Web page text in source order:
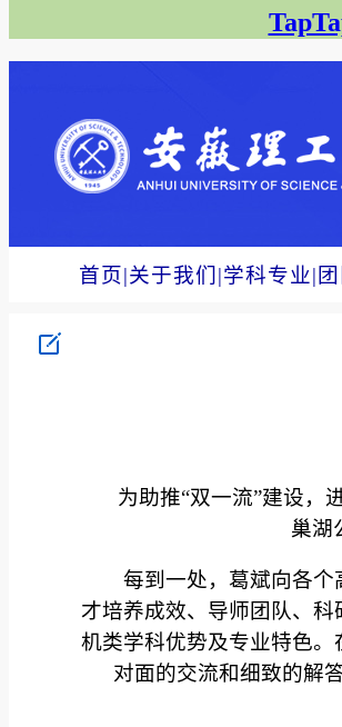
首页|关于我们 |学科专业|
为助推“双一流”建设，
巢湖
每到一处，葛斌向各
才培养成效、导师团队、
机类学科优势及专业特色
对面的交流和细致的解